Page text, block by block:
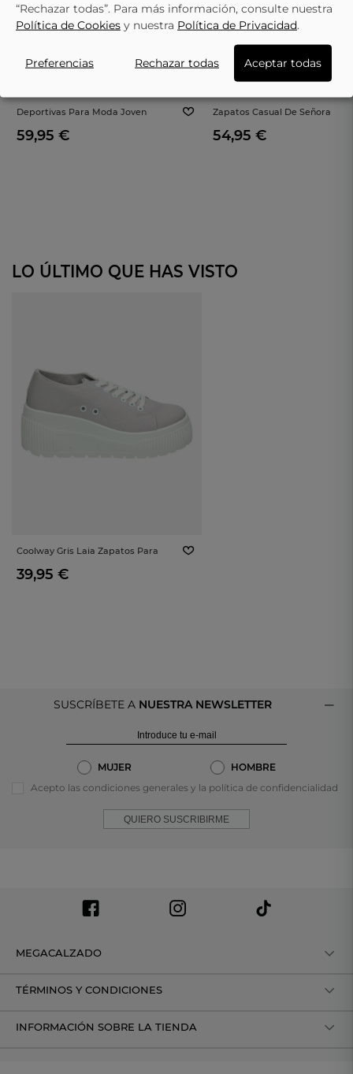
Deportivas Para Moda Joven
Coolway Rush Rojo
59,95 €
Zapatos Casual De Señora
Relaxshoe 488-004 Color
54,95 €
LO ÚLTIMO QUE HAS VISTO
Coolway Gris Laia Zapatos Para
Moda Joven
39,95 €
SUSCRÍBETE A NUESTRA NEWSLETTER
MUJER
HOMBRE
Acepto las condiciones generales y la política de confidencialidad
QUIERO SUSCRIBIRME
MEGACALZADO
TÉRMINOS Y CONDICIONES
INFORMACIÓN SOBRE LA TIENDA
“Rechazar todas”. Para más información, consulte nuestra
Política de Cookies y nuestra Política de Privacidad.
Preferencias Rechazar todas Aceptar todas